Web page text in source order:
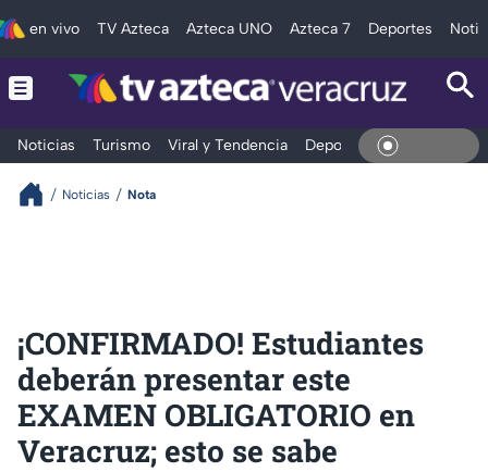
en vivo TV Azteca Azteca UNO Azteca 7 Deportes
Noticias Turismo Viral y Tendencia Deportes Espectáculos
En
Noticias Nota
¡CONFIRMADO! Estudiantes
deberán presentar este
EXAMEN OBLIGATORIO en
Veracruz; esto se sabe